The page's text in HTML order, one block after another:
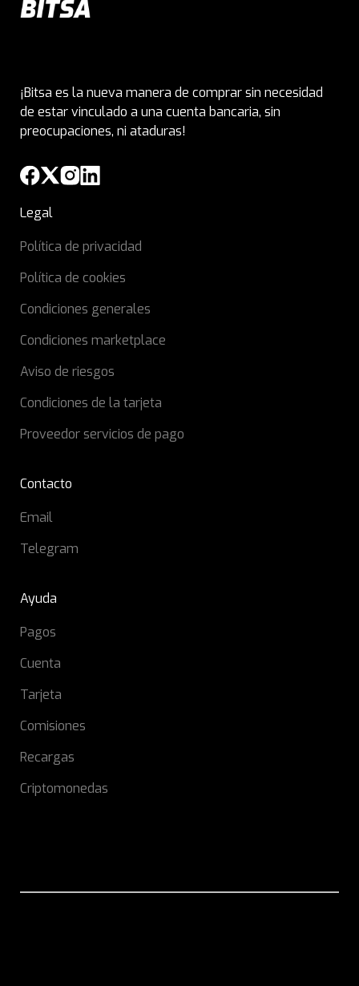
¡Bitsa es la nueva manera de comprar sin necesidad
de estar vinculado a una cuenta bancaria, sin
preocupaciones, ni ataduras!
Legal
Política de privacidad
Política de cookies
Condiciones generales
Condiciones marketplace
Aviso de riesgos
Condiciones de la tarjeta
Proveedor servicios de pago
Contacto
Email
Telegram
Ayuda
Pagos
Cuenta
Tarjeta
Comisiones
Recargas
Criptomonedas